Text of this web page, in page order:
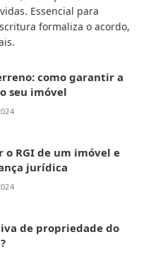
Essencial para
formaliza o acordo,
como garantir a
seu imóvel
o RGI de um imóvel e
jurídica
de propriedade do